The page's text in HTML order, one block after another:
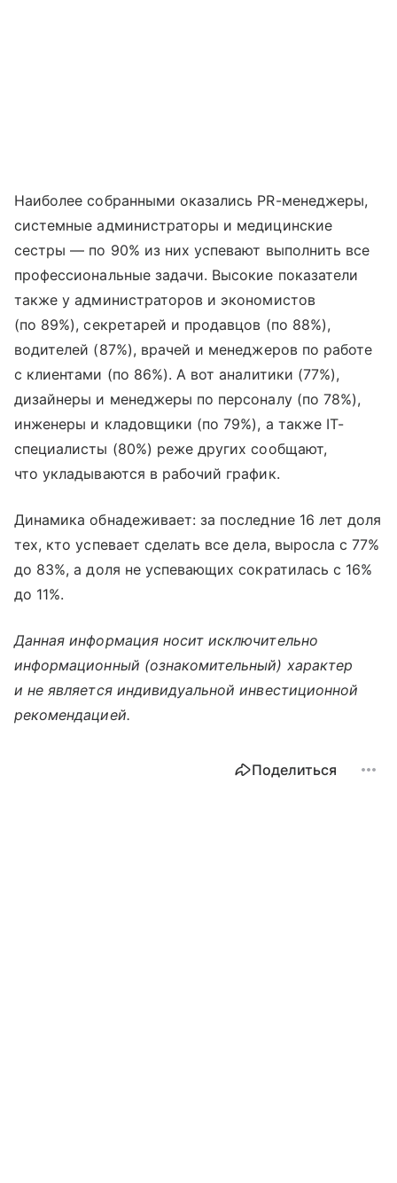
Наиболее собранными оказались PR-менеджеры,
системные администраторы и медицинские
сестры — по 90% из них успевают выполнить все
профессиональные задачи. Высокие показатели
также у администраторов и экономистов
(по 89%), секретарей и продавцов (по 88%),
водителей (87%), врачей и менеджеров по работе
с клиентами (по 86%). А вот аналитики (77%),
дизайнеры и менеджеры по персоналу (по 78%),
инженеры и кладовщики (по 79%), а также IT-
специалисты (80%) реже других сообщают,
что укладываются в рабочий график.
Динамика обнадеживает: за последние 16 лет доля
тех, кто успевает сделать все дела, выросла с 77%
до 83%, а доля не успевающих сократилась с 16%
до 11%.
Данная информация носит исключительно
информационный (ознакомительный) характер
и не является индивидуальной инвестиционной
рекомендацией.
Поделиться